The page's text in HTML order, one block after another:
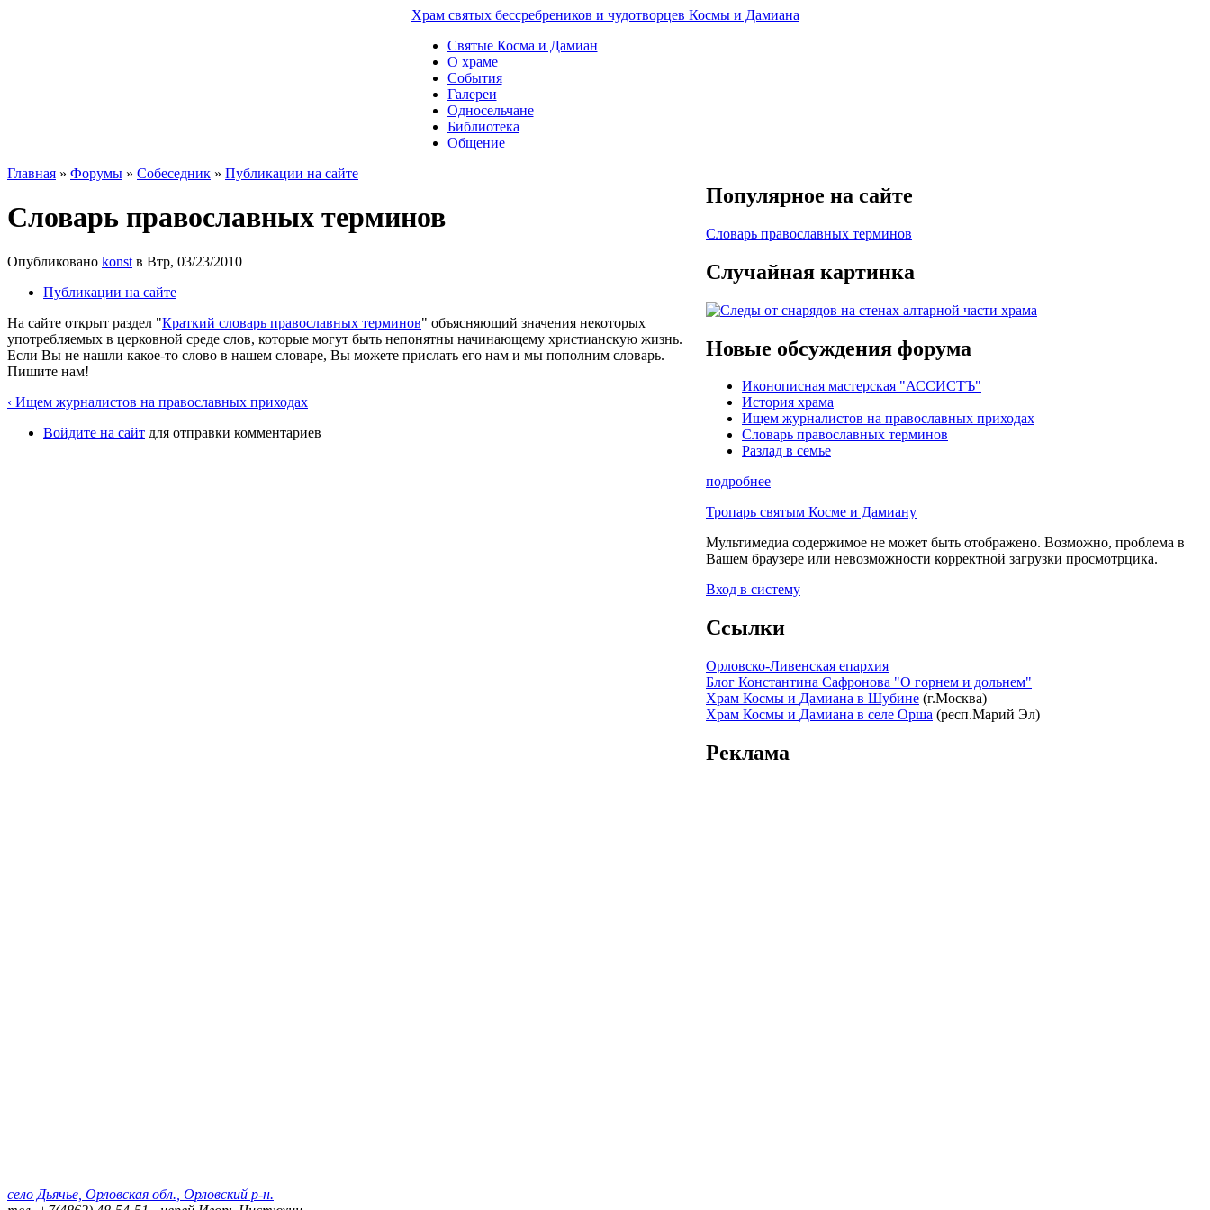
Храм святых бессребреников и чудотворцев Космы и Дамиана
Святые Косма и Дамиан
О храме
События
Галереи
Односельчане
Библиотека
Общение
Главная » Форумы » Собеседник » Публикации на сайте
Словарь православных терминов
Опубликовано konst в Втр, 03/23/2010
Публикации на сайте
На сайте открыт раздел "Краткий словарь православных терминов" объясняющий значения некоторых
употребляемых в церковной среде слов, которые могут быть непонятны начинающему христианскую жизнь.
Если Вы не нашли какое-то слово в нашем словаре, Вы можете прислать его нам и мы пополним словарь.
Пишите нам!
‹ Ищем журналистов на православных приходах
Войдите на сайт для отправки комментариев
Популярное на сайте
Словарь православных терминов
Случайная картинка
Новые обсуждения форума
Иконописная мастерская "АССИСТЪ"
История храма
Ищем журналистов на православных приходах
Словарь православных терминов
Разлад в семье
подробнее
Тропарь святым Косме и Дамиану
Мультимедиа содержимое не может быть отображено. Возможно, проблема в
Вашем браузере или невозможности корректной загрузки просмотрцика.
Вход в систему
Ссылки
Орловско-Ливенская епархия
Блог Константина Сафронова "О горнем и дольнем"
Храм Космы и Дамиана в Шубине (г.Москва)
Храм Космы и Дамиана в селе Орша (респ.Марий Эл)
Реклама
село Дьячье, Орловская обл., Орловский р-н.